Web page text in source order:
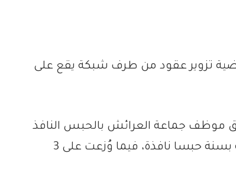
تزوير عقود من طرف شبكة يقع على
جماعة العرائش بالحبس النافذ
لمدة سنتين، إضافة إلى إدانة صاحب وكالة عقارية بسنة حبسا نافذة، فيما وُزعت على 3